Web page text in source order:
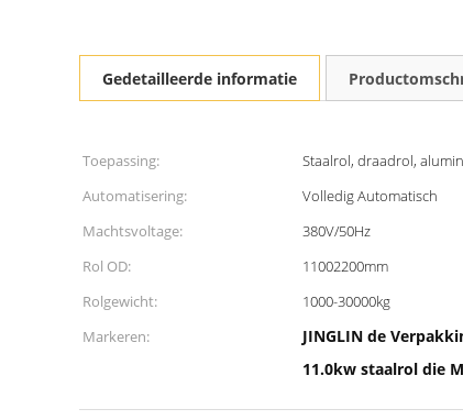
Gedetailleerde informatie
Toepassing: Staalrol, draadrol,
Automatisering:
Volledig Automatisch
Machtsvoltage:
380V/50Hz
Rol OD:
11002200mm
Rolgewicht:
1000-30000kg
Markeren:
JINGLIN de
11.0kw staalrol die